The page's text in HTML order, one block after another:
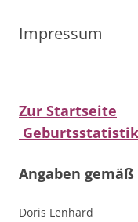
Impressum
Zur Startseite
Geburtsstatistik
Angaben gemäß
Doris Lenhard